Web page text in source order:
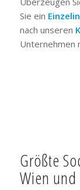
Sie ein
nach unseren
Unternehmen
Größte
Wien und